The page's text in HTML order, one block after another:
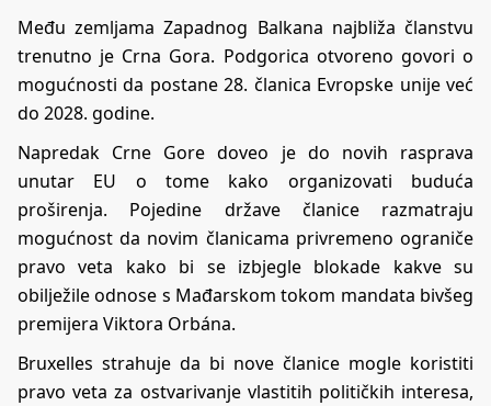
Među zemljama Zapadnog Balkana najbliža članstvu
trenutno je Crna Gora. Podgorica otvoreno govori o
mogućnosti da postane 28. članica Evropske unije već
do 2028. godine.
Napredak Crne Gore doveo je do novih rasprava
unutar EU o tome kako organizovati buduća
proširenja. Pojedine države članice razmatraju
mogućnost da novim članicama privremeno ograniče
pravo veta kako bi se izbjegle blokade kakve su
obilježile odnose s Mađarskom tokom mandata bivšeg
premijera Viktora Orbána.
Bruxelles strahuje da bi nove članice mogle koristiti
pravo veta za ostvarivanje vlastitih političkih interesa,